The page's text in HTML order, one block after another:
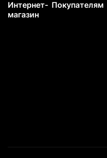
Интернет-
магазин
Покупателям